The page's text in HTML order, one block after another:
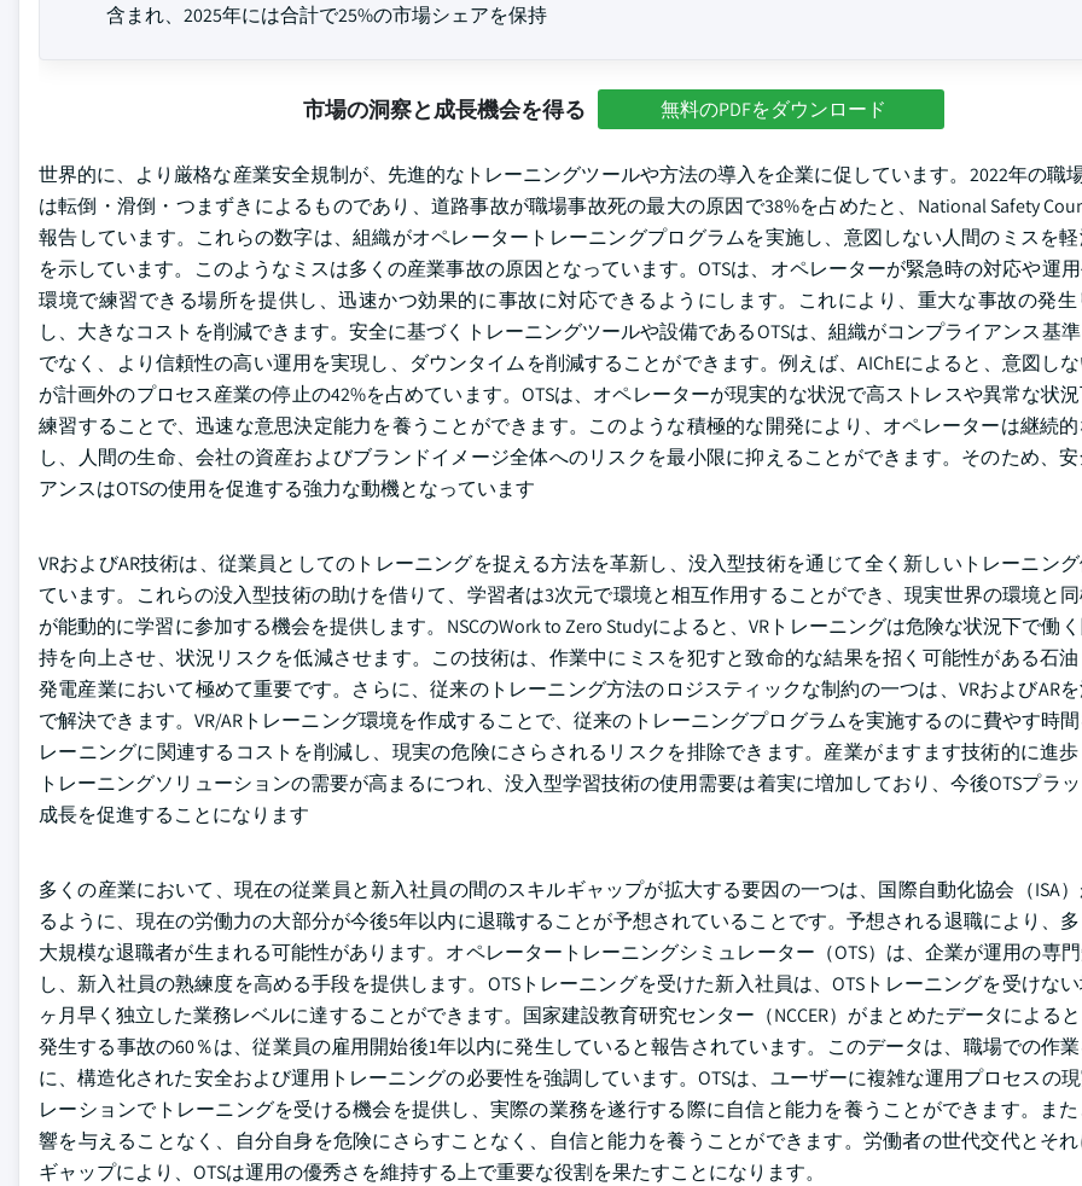
含まれ、2025年には合計で25%の市場シェアを保持
市場の洞察と成長機会を得る 無料のPDFをダウンロード
世界的に、より厳格な産業安全規制が、先進的なトレーニングツールや方法の導入を企業に促しています。2022年の職
は転倒・滑倒・つまずきによるものであり、道路事故が職場事故死の最大の原因で38%を占めたと、National Safety
報告しています。これらの数字は、組織がオペレータートレーニングプログラムを実施し、意図しない人間のミスを
を示しています。このようなミスは多くの産業事故の原因となっています。OTSは、オペレーターが緊急時の対応や運
環境で練習できる場所を提供し、迅速かつ効果的に事故に対応できるようにします。これにより、重大な事故の発
し、大きなコストを削減できます。安全に基づくトレーニングツールや設備であるOTSは、組織がコンプライアンス基
でなく、より信頼性の高い運用を実現し、ダウンタイムを削減することができます。例えば、AIChEによると、意図し
が計画外のプロセス産業の停止の42%を占めています。OTSは、オペレーターが現実的な状況で高ストレスや異常な状
練習することで、迅速な意思決定能力を養うことができます。このような積極的な開発により、オペレーターは継続
し、人間の生命、会社の資産およびブランドイメージ全体へのリスクを最小限に抑えることができます。そのため、
アンスはOTSの使用を促進する強力な動機となっています
VRおよびAR技術は、従業員としてのトレーニングを捉える方法を革新し、没入型技術を通じて全く新しいトレーニン
ています。これらの没入型技術の助けを借りて、学習者は3次元で環境と相互作用することができ、現実世界の環境と
が能動的に学習に参加する機会を提供します。NSCのWork to Zero Studyによると、VRトレーニングは危険な状況下で働
持を向上させ、状況リスクを低減させます。この技術は、作業中にミスを犯すと致命的な結果を招く可能性がある石
発電産業において極めて重要です。さらに、従来のトレーニング方法のロジスティックな制約の一つは、VRおよびAR
で解決できます。VR/ARトレーニング環境を作成することで、従来のトレーニングプログラムを実施するのに費やす時
レーニングに関連するコストを削減し、現実の危険にさらされるリスクを排除できます。産業がますます技術的に進
トレーニングソリューションの需要が高まるにつれ、没入型学習技術の使用需要は着実に増加しており、今後OTSプラ
成長を促進することになります
多くの産業において、現在の従業員と新入社員の間のスキルギャップが拡大する要因の一つは、国際自動化協会（ISA
るように、現在の労働力の大部分が今後5年以内に退職することが予想されていることです。予想される退職により、
大規模な退職者が生まれる可能性があります。オペレータートレーニングシミュレーター（OTS）は、企業が運用の専
し、新入社員の熟練度を高める手段を提供します。OTSトレーニングを受けた新入社員は、OTSトレーニングを受けな
ヶ月早く独立した業務レベルに達することができます。国家建設教育研究センター（NCCER）がまとめたデータによる
発生する事故の60％は、従業員の雇用開始後1年以内に発生していると報告されています。このデータは、職場での作
に、構造化された安全および運用トレーニングの必要性を強調しています。OTSは、ユーザーに複雑な運用プロセスの
レーションでトレーニングを受ける機会を提供し、実際の業務を遂行する際に自信と能力を養うことができます。ま
響を与えることなく、自分自身を危険にさらすことなく、自信と能力を養うことができます。労働者の世代交代とそ
ギャップにより、OTSは運用の優秀さを維持する上で重要な役割を果たすことになります。